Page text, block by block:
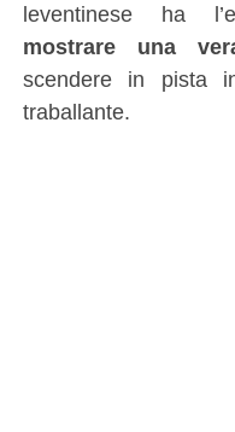
leventinese ha
mostrare una
scendere in pista
traballante.